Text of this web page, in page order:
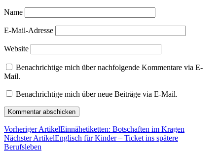
Name
E-Mail-Adresse
Website
Benachrichtige mich über nachfolgende Kommentare via E-
Mail.
Benachrichtige mich über neue Beiträge via E-Mail.
Vorheriger ArtikelEinnähetiketten: Botschaften im Kragen
Nächster ArtikelEnglisch für Kinder – Ticket ins spätere
Berufsleben